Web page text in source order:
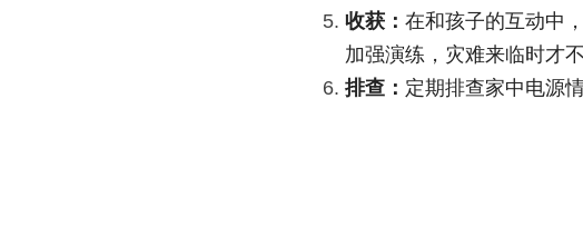
收获： 在和孩子的互动中
加强演练，灾难来临时才不
排查： 定期排查家中电源